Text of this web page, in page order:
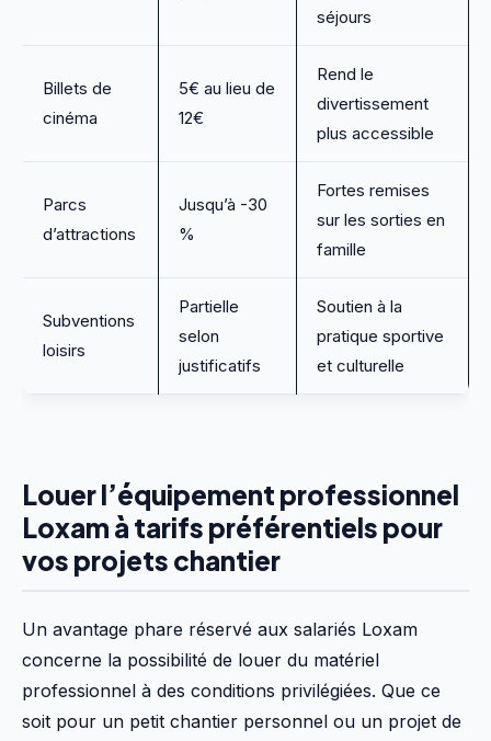
séjours
Billets de
cinéma
5€ au lieu de
12€
Rend le
divertissement
plus accessible
Parcs
d’attractions
Jusqu’à -30
%
Fortes remises
sur les sorties en
famille
Subventions
loisirs
Partielle
selon
justificatifs
Soutien à la
pratique sportive
et culturelle
Louer l’équipement professionnel
Loxam à tarifs préférentiels pour
vos projets chantier
Un avantage phare réservé aux salariés Loxam
concerne la possibilité de louer du matériel
professionnel à des conditions privilégiées. Que ce
soit pour un petit chantier personnel ou un projet de